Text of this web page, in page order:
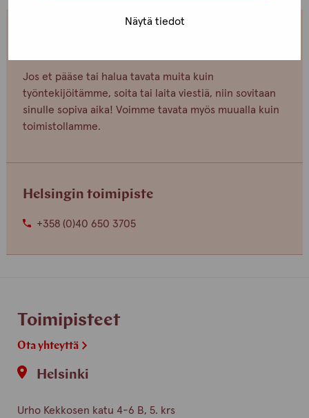
Näytä tiedot
Jos et pääse tai halua tavata muita kuin
työntekijöitämme, soita tai laita viestiä, niin sovitaan
sinulle sopiva aika! Voimme tavata myös muualla kuin
toimistollamme.
Helsingin toimipiste
+358 (0)40 650 3705
Toimipisteet
Ota yhteyttä
Helsinki
Urho Kekkosen katu 4-6 B, 5. krs